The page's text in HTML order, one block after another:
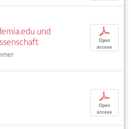
und
p
Open
access
p
Open
access